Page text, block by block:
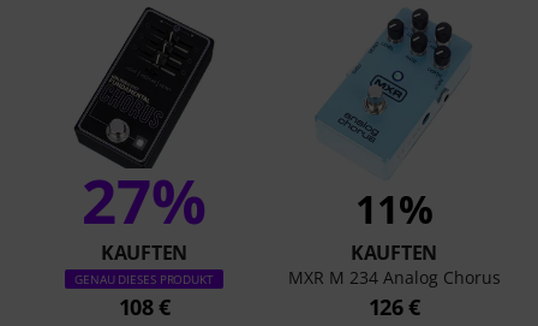
27%
KAUFTEN
GENAU DIESES PRODUKT
108 €
11%
KAUFTEN
MXR M 234 Analog Chorus
126 €